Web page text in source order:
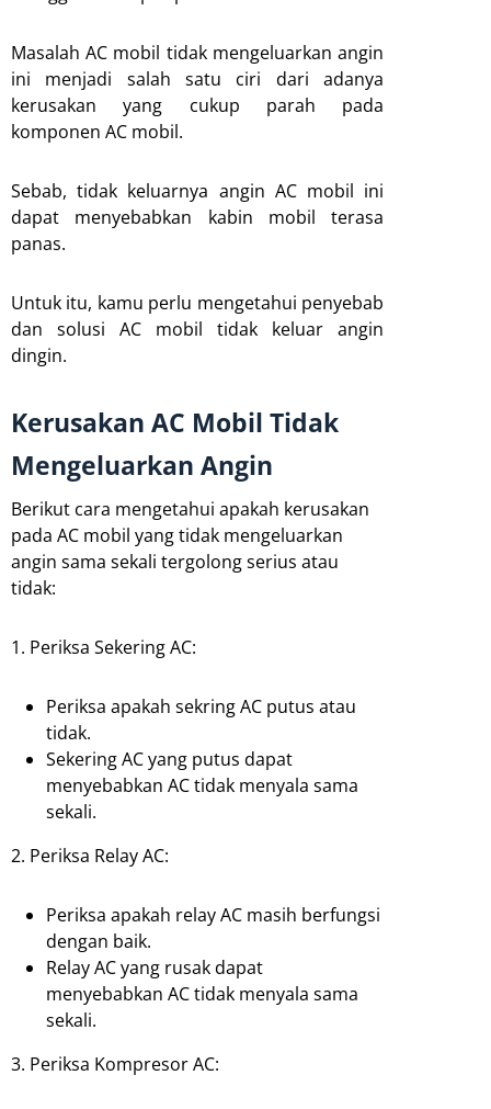
Masalah AC mobil tidak mengeluarkan angin
ini menjadi salah satu ciri dari adanya
kerusakan yang cukup parah pada
komponen AC mobil.
Sebab, tidak keluarnya angin AC mobil ini
dapat menyebabkan kabin mobil terasa
panas.
Untuk itu, kamu perlu mengetahui penyebab
dan solusi AC mobil tidak keluar angin
dingin.
Kerusakan AC Mobil Tidak
Mengeluarkan Angin
Berikut cara mengetahui apakah kerusakan
pada AC mobil yang tidak mengeluarkan
angin sama sekali tergolong serius atau
tidak:
1. Periksa Sekering AC:
Periksa apakah sekring AC putus atau
tidak.
Sekering AC yang putus dapat
menyebabkan AC tidak menyala sama
sekali.
2. Periksa Relay AC:
Periksa apakah relay AC masih berfungsi
dengan baik.
Relay AC yang rusak dapat
menyebabkan AC tidak menyala sama
sekali.
3. Periksa Kompresor AC: